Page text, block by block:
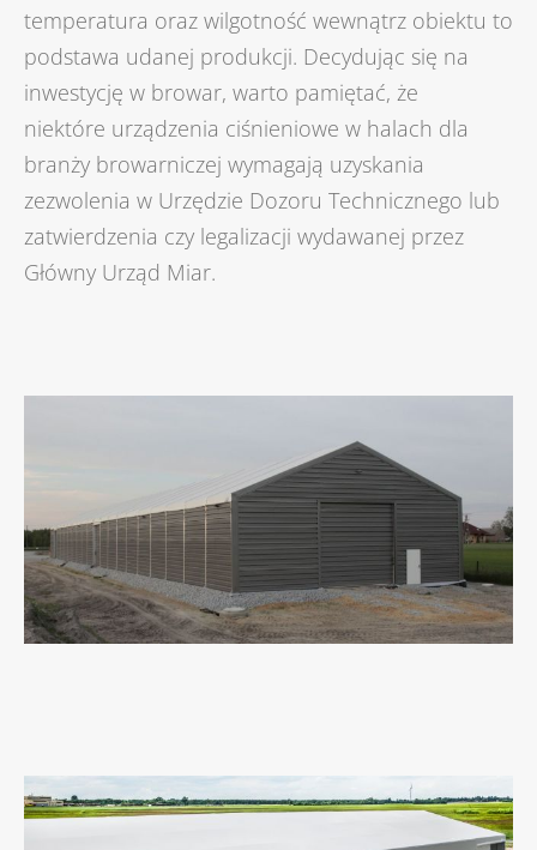
temperatura oraz wilgotność wewnątrz obiektu to
podstawa udanej produkcji. Decydując się na
inwestycję w browar, warto pamiętać, że
niektóre urządzenia ciśnieniowe w halach dla
branży browarniczej wymagają uzyskania
zezwolenia w Urzędzie Dozoru Technicznego lub
zatwierdzenia czy legalizacji wydawanej przez
Główny Urząd Miar.